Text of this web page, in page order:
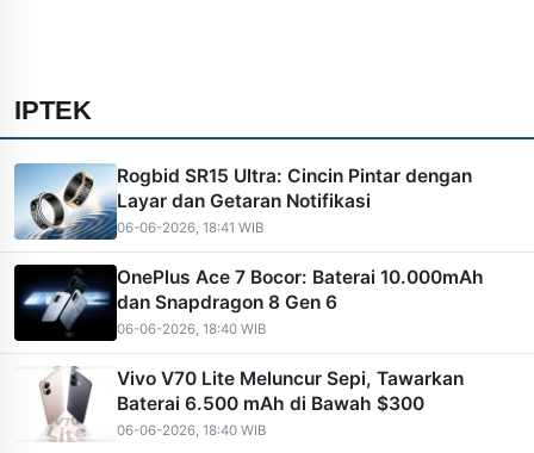
IPTEK
Rogbid SR15 Ultra: Cincin Pintar dengan
Layar dan Getaran Notifikasi
06-06-2026, 18:41 WIB
OnePlus Ace 7 Bocor: Baterai 10.000mAh
dan Snapdragon 8 Gen 6
06-06-2026, 18:40 WIB
Vivo V70 Lite Meluncur Sepi, Tawarkan
Baterai 6.500 mAh di Bawah $300
06-06-2026, 18:40 WIB